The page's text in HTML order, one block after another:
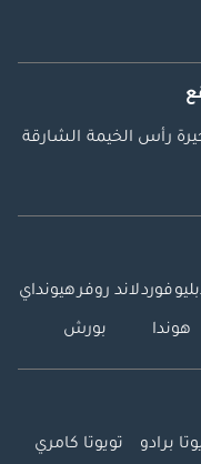
رأس الخيمة الشارقة
فوردلاند روفرهيونداي
هوندا بورش
برادو تويوتا كامري